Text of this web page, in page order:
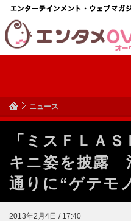
ニュース
「ミスＦＬＡ
キニ姿を披露
通りに“ゲテモ
2013年2月4日 / 17:40